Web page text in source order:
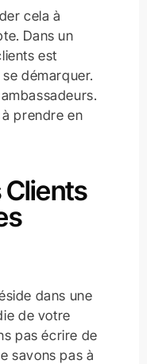
cela à
Dans un
est
démarquer.
prendre en
Clients
dans une
de votre
pas écrire de
savons pas à